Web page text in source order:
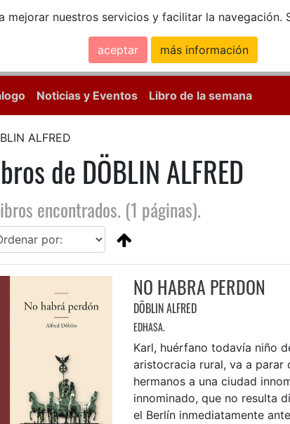
nuestros servicios y facilitar la navegación.
aceptar más información
Noticias y Eventos Libro de la semana
ALFRED
de DÖBLIN ALFRED
encontrados. (1 páginas).
NO HABRA PERDON
DÖBLIN ALFRED
EDHASA.
Karl, huérfano todavía niño
aristocracia rural, va a parar
hermanos a una ciudad
innominado, que no resulta
el Berlín inmediatamente